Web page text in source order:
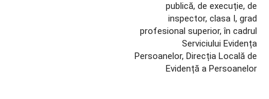
publică, de execuție, de
inspector, clasa I, grad
profesional superior, în cadrul
Serviciului Evidența
Persoanelor, Direcția Locală de
Evidență a Persoanelor